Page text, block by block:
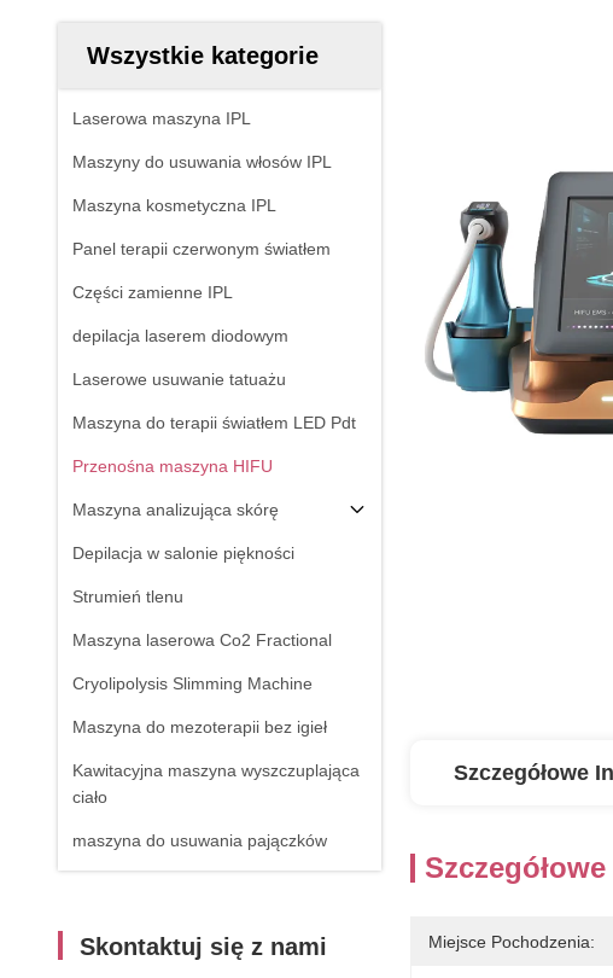
Wszystkie kategorie
Laserowa maszyna IPL
Maszyny do usuwania włosów IPL
Maszyna kosmetyczna IPL
Panel terapii czerwonym światłem
Części zamienne IPL
depilacja laserem diodowym
Laserowe usuwanie tatuażu
Maszyna do terapii światłem LED Pdt
Przenośna maszyna HIFU
Maszyna analizująca skórę
Depilacja w salonie piękności
Strumień tlenu
Maszyna laserowa Co2 Fractional
Cryolipolysis Slimming Machine
Maszyna do mezoterapii bez igieł
Kawitacyjna maszyna wyszczuplająca
ciało
maszyna do usuwania pajączków
Skontaktuj się z nami
Szczegółowe
Miejsce Pochodzenia: